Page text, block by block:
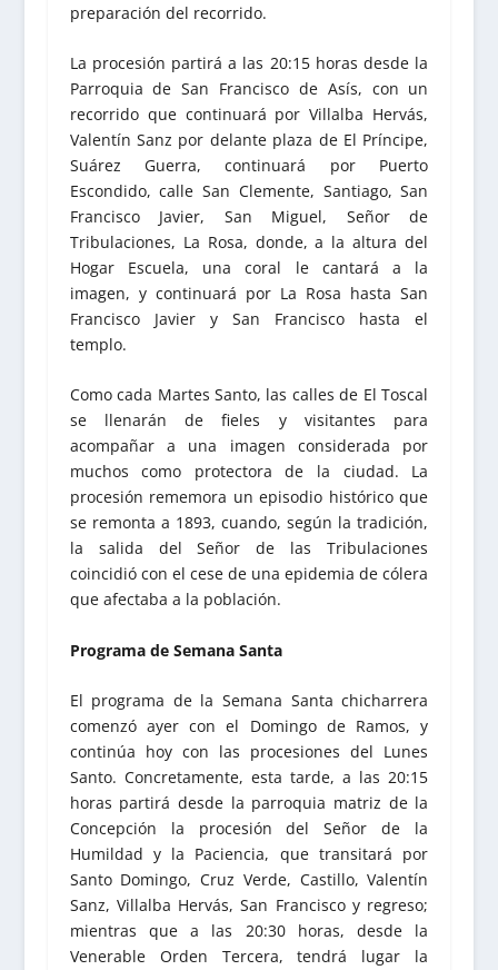
preparación del recorrido.
La procesión partirá a las 20:15 horas desde la
Parroquia de San Francisco de Asís, con un
recorrido que continuará por Villalba Hervás,
Valentín Sanz por delante plaza de El Príncipe,
Suárez Guerra, continuará por Puerto
Escondido, calle San Clemente, Santiago, San
Francisco Javier, San Miguel, Señor de
Tribulaciones, La Rosa, donde, a la altura del
Hogar Escuela, una coral le cantará a la
imagen, y continuará por La Rosa hasta San
Francisco Javier y San Francisco hasta el
templo.
Como cada Martes Santo, las calles de El Toscal
se llenarán de fieles y visitantes para
acompañar a una imagen considerada por
muchos como protectora de la ciudad. La
procesión rememora un episodio histórico que
se remonta a 1893, cuando, según la tradición,
la salida del Señor de las Tribulaciones
coincidió con el cese de una epidemia de cólera
que afectaba a la población.
Programa de Semana Santa
El programa de la Semana Santa chicharrera
comenzó ayer con el Domingo de Ramos, y
continúa hoy con las procesiones del Lunes
Santo. Concretamente, esta tarde, a las 20:15
horas partirá desde la parroquia matriz de la
Concepción la procesión del Señor de la
Humildad y la Paciencia, que transitará por
Santo Domingo, Cruz Verde, Castillo, Valentín
Sanz, Villalba Hervás, San Francisco y regreso;
mientras que a las 20:30 horas, desde la
Venerable Orden Tercera, tendrá lugar la